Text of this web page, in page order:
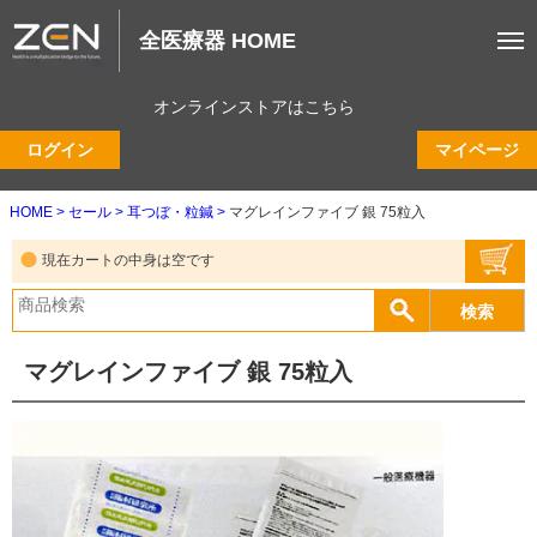
全医療器 HOME
オンラインストアはこちら
ログイン マイページ
HOME セール 耳つぼ・粒鍼 マグレインファイブ 銀 75粒入
現在カートの中身は空です
マグレインファイブ 銀 75粒入